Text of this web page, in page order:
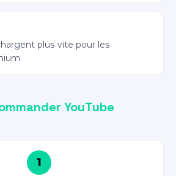
plus vite pour les
YouTube
1